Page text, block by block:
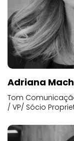
Adriana
Tom
/ VP/ Sócio